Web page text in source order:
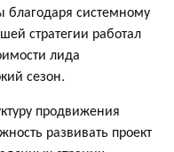
благодаря системному
стратегии работал
лида
сезон.
продвижения
развивать проект